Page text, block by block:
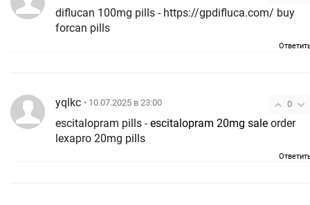
diflucan 100mg pills - https://gpdifluca.com/ buy
forcan pills
0
yqlkc • 10.07.2025 в 23:00
escitalopram pills -escitalopram 20mg sale order
lexapro 20mg pills